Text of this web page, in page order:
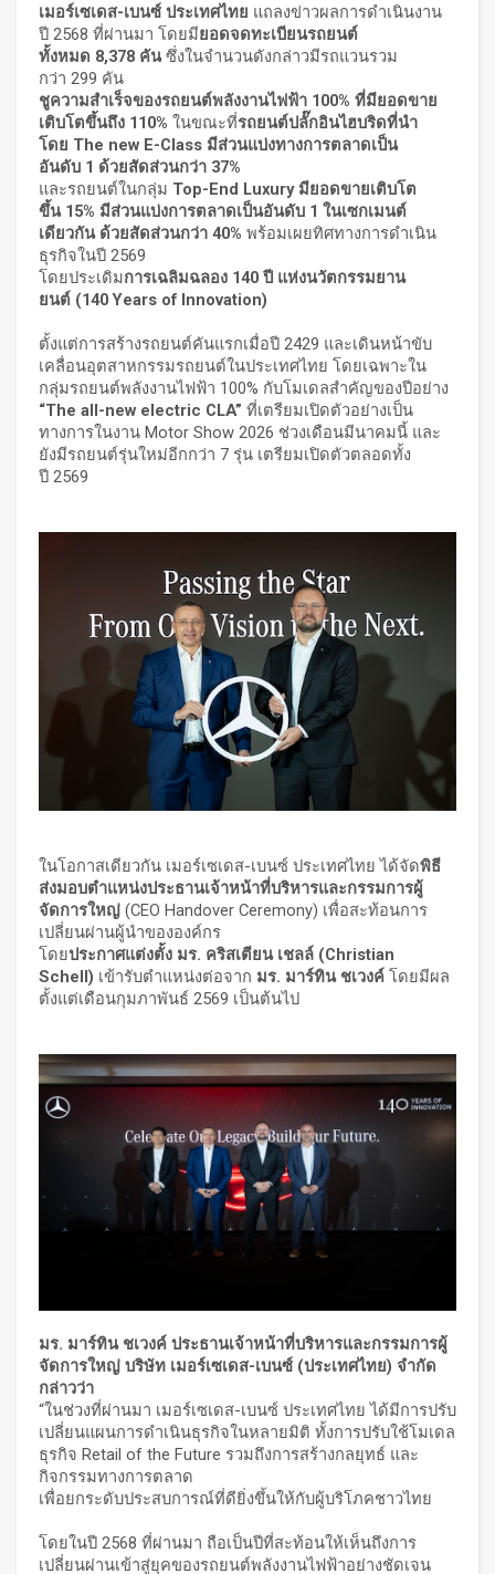
เมอร์เซเดส-เบนซ์ ประเทศไทย แถลงข่าวผลการดำเนินงาน
ปี 2568 ที่ผ่านมา โดยมียอดจดทะเบียนรถยนต์
ทั้งหมด 8,378 คันซึ่งในจำนวนดังกล่าวมีรถแวนรวม
กว่า 299 คัน
ชูความสำเร็จของรถยนต์พลังงานไฟฟ้า 100% ที่มียอดขาย
เติบโตขึ้นถึง 110% ในขณะที่รถยนต์ปลั๊กอินไฮบริดที่นำ
โดย The new E-Class มีส่วนแบ่งทางการตลาดเป็น
อันดับ 1 ด้วยสัดส่วนกว่า 37%
และรถยนต์ในกลุ่ม Top-End Luxury มียอดขายเติบโต
ขึ้น 15% มีส่วนแบ่งการตลาดเป็นอันดับ 1 ในเซกเมนต์
เดียวกัน ด้วยสัดส่วนกว่า 40% พร้อมเผยทิศทางการดำเนิน
ธุรกิจในปี 2569
โดยประเดิมการเฉลิมฉลอง 140 ปี แห่งนวัตกรรมยาน
ยนต์ (140 Years of Innovation)
ตั้งแต่การสร้างรถยนต์คันแรกเมื่อปี 2429 และเดินหน้าขับ
เคลื่อนอุตสาหกรรมรถยนต์ในประเทศไทย โดยเฉพาะใน
กลุ่มรถยนต์พลังงานไฟฟ้า 100% กับโมเดลสำคัญของปีอย่าง
“The all-new electric CLA” ที่เตรียมเปิดตัวอย่างเป็น
ทางการในงาน Motor Show 2026 ช่วงเดือนมีนาคมนี้ และ
ยังมีรถยนต์รุ่นใหม่อีกกว่า 7 รุ่น เตรียมเปิดตัวตลอดทั้ง
ปี 2569
ในโอกาสเดียวกัน เมอร์เซเดส-เบนซ์ ประเทศไทย ได้จัดพิธี
ส่งมอบตำแหน่งประธานเจ้าหน้าที่บริหารและกรรมการผู้
จัดการใหญ่ (CEO Handover Ceremony) เพื่อสะท้อนการ
เปลี่ยนผ่านผู้นำขององค์กร
โดยประกาศแต่งตั้ง มร. คริสเตียน เชลล์ (Christian
Schell) เข้ารับตำแหน่งต่อจาก มร. มาร์ทิน ชเวงค์ โดยมีผล
ตั้งแต่เดือนกุมภาพันธ์ 2569 เป็นต้นไป
มร. มาร์ทิน ชเวงค์ ประธานเจ้าหน้าที่บริหารและกรรมการผู้
จัดการใหญ่ บริษัท เมอร์เซเดส-เบนซ์ (ประเทศไทย) จำกัด
กล่าวว่า
“ในช่วงที่ผ่านมา เมอร์เซเดส-เบนซ์ ประเทศไทย ได้มีการปรับ
เปลี่ยนแผนการดำเนินธุรกิจในหลายมิติ ทั้งการปรับใช้โมเดล
ธุรกิจ Retail of the Future รวมถึงการสร้างกลยุทธ์ และ
กิจกรรมทางการตลาด
เพื่อยกระดับประสบการณ์ที่ดียิ่งขึ้นให้กับผู้บริโภคชาวไทย
โดยในปี 2568 ที่ผ่านมา ถือเป็นปีที่สะท้อนให้เห็นถึงการ
เปลี่ยนผ่านเข้าสู่ยุคของรถยนต์พลังงานไฟฟ้าอย่างชัดเจน